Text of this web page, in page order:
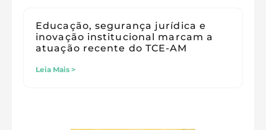
Educação, segurança jurídica e
inovação institucional marcam a
atuação recente do TCE-AM
Leia Mais >